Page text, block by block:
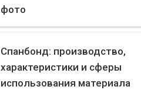
фото
Спанбонд: производство,
характеристики и сферы
использования материала